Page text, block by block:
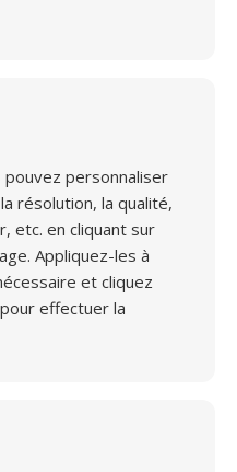
pouvez personnaliser
résolution, la qualité,
etc. en cliquant sur
Appliquez-les à
et cliquez
effectuer la